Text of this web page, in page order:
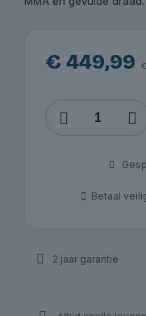
€ 449,99
Redats
Redats
Betaal
2 jaar garantie